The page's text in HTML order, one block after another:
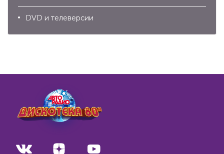
DVD и телеверсии